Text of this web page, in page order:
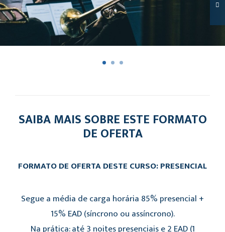
SAIBA MAIS SOBRE ESTE FORMATO
DE OFERTA
FORMATO DE OFERTA DESTE CURSO: PRESENCIAL
Segue a média de carga horária 85% presencial +
15% EAD (síncrono ou assíncrono).